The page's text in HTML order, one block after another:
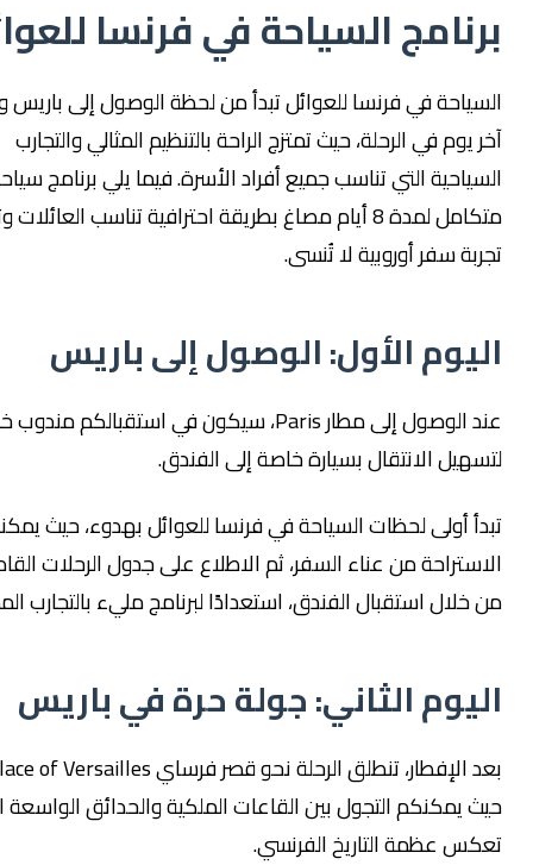
السياحة في فرنسا للعوائل
في فرنسا للعوائل تبدأ من لحظة الوصول إلى باريس وحتى
في الرحلة، حيث تمتزج الراحة بالتنظيم المثالي والتجارب
التي تناسب جميع أفراد الأسرة. فيما يلي برنامج سياحي
متكامل لمدة 8 أيام مصاغ بطريقة احترافية تناسب العائلات وتمنح
سفر أوروبية لا تُنسى.
الأول: الوصول إلى باريس
عند الوصول إلى مطار Paris، سيكون في استقبالكم مندوب خاص
الانتقال بسيارة خاصة إلى الفندق.
أولى لحظات السياحة في فرنسا للعوائل بهدوء، حيث يمكنكم
من عناء السفر، ثم الاطلاع على جدول الرحلات القادمة
استقبال الفندق، استعدادًا لبرنامج مليء بالتجارب المميزة.
الثاني: جولة حرة في باريس
بعد الإفطار، تنطلق الرحلة نحو قصر فرساي Palace of Versailles
التجول بين القاعات الملكية والحدائق الواسعة التي
عظمة التاريخ الفرنسي.